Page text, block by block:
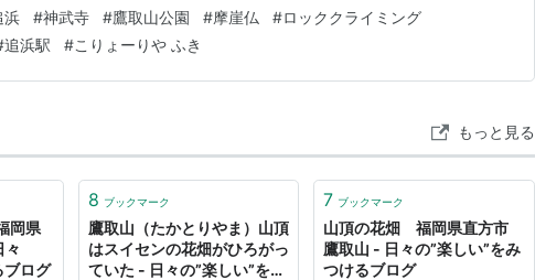
古刹・神武寺へと抜けるルートも魅力… 数か所スリルがある山道… 山
点「点名：沼間」134ｍ……
浜 #神武寺 #鷹取山公園 #摩崖仏 #ロッククライミング
追浜駅 #こりょーりや ふき
もっと見る
岡県
々
ブログ
8 ブックマーク
鷹取山（たかとりやま）山頂
はスイセンの花畑がひろがっ
ていた - 日々の”楽しい”をみ
7 ブックマーク
山頂の花畑 福岡県直方市
鷹取山 - 日々の”楽しい”をみ
つけるブログ